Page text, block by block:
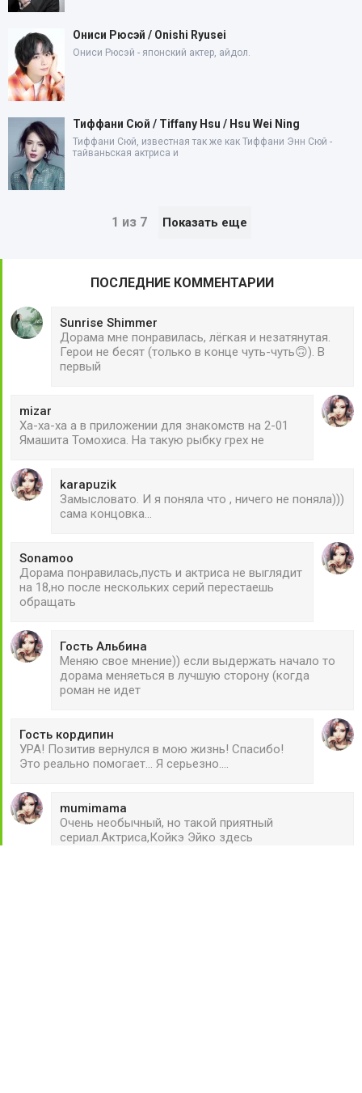
Ониси Рюсэй / Onishi Ryusei
Ониси Рюсэй - японский актер, айдол.
Тиффани Сюй / Tiffany Hsu / Hsu Wei Ning
Тиффани Сюй, известная так же как Тиффани Энн Сюй -
тайваньская актриса и
1 из 7 Показать еще
ПОСЛЕДНИЕ КОММЕНТАРИИ
Sunrise Shimmer
Дорама мне понравилась, лёгкая и незатянутая.
Герои не бесят (только в конце чуть-чуть🙃). В
первый
mizar
Ха-ха-ха а в приложении для знакомств на 2-01
Ямашита Томохиса. На такую рыбку грех не
karapuzik
Замысловато. И я поняла что , ничего не поняла)))
сама концовка...
Sonamoo
Дорама понравилась,пусть и актриса не выглядит
на 18,но после нескольких серий перестаешь
обращать
Гость Альбина
Меняю свое мнение)) если выдержать начало то
дорама меняеться в лучшую сторону (когда
роман не идет
Гость кордипин
УРА! Позитив вернулся в мою жизнь! Спасибо!
Это реально помогает... Я серьезно....
mumimama
Очень необычный, но такой приятный
сериал.Актриса,Койкэ Эйко здесь